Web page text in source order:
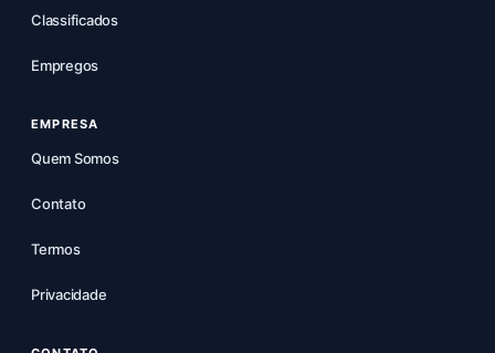
Classificados
Empregos
EMPRESA
Quem Somos
Contato
Termos
Privacidade